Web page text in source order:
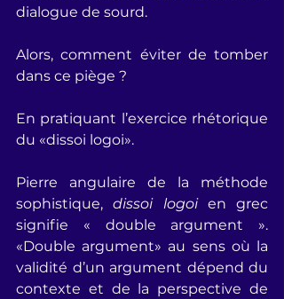
dialogue de sourd.
Alors, comment éviter de tomber
dans ce piège ?
En pratiquant l’exercice rhétorique
du «dissoi logoi».
Pierre angulaire de la méthode
sophistique, dissoi logoi en grec
signifie « double argument ».
«Double argument» au sens où la
validité d’un argument dépend du
contexte et de la perspective de